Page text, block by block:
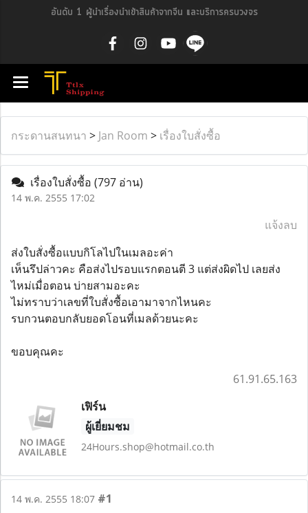
อันดับ 1 ผู้นำเรื่องนำเข้าสินค้าจากจีน และบริการครบวงจร
กระดานสนทนา > Jan Room > เรื่องใบสั่งซื้อ
เรื่องใบสั่งซื้อ (797 อ่าน)
14 พ.ค. 2555 17:02
แจ้งลบ
ส่งใบสั่งซื้อแบบกิโลไปในเมลอะค่า
เห็นรึปล่าวคะ คือส่งไปรอบแรกตอนตี 3 แต่ส่งผิดไป เลยส่ง
ไหม่เมื่อตอน บ่ายสามอะคะ
ไม่ทราบว่าเลขที่ใบสั่งซื้อเอามาจากไหนคะ
รบกวนตอบกลับยอดโอนที่เมลด้วยนะคะ
ขอบคุณคะ
61.91.65.163
เฟิร์น
ผู้เยี่ยมชม
24Hours.shop@hotmail.co.th
14 พ.ค. 2555 18:07 #1